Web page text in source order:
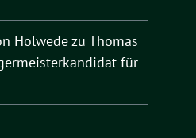
Holwedezu Thomas
für